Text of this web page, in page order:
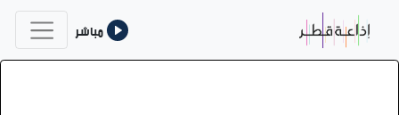
مباشر